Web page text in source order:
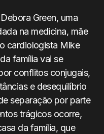
Green, uma
na medicina, mãe
cardiologista Mike
família vai se
conflitos conjugais,
e desequilíbrio
separação por parte
trágicos ocorre,
da família, que